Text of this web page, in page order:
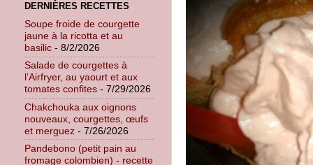
DERNIÈRES RECETTES
Soupe froide de courgette
jaune à la ricotta et au
basilic - 8/2/2026
Salade de courgettes à
l’Airfryer, au yaourt et aux
tomates confites - 7/29/2026
Chakchouka aux oignons
nouveaux, courgettes, œufs
et merguez - 7/26/2026
Pandebono (petit pain au
fromage colombien) - recette